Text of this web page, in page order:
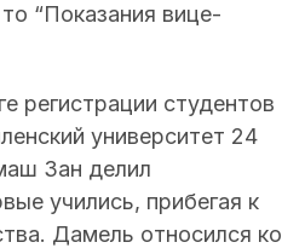
“Показания вице-
регистрации студентов
университет 24
Зан делил
учились, прибегая к
Дамель относился ко